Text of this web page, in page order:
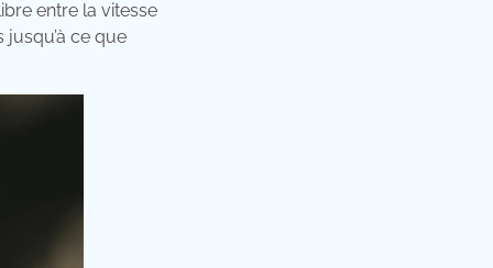
entre la vitesse
jusqu’à ce que